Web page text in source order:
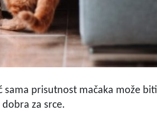
sama prisutnost mačaka može biti
za srce.